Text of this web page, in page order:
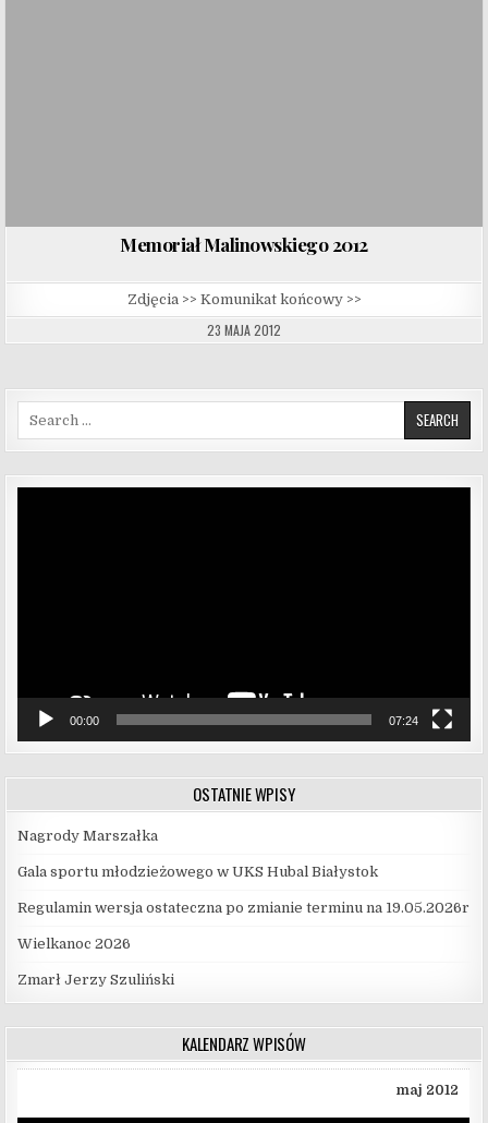
Memoriał Malinowskiego 2012
Zdjęcia >> Komunikat końcowy >>
23 MAJA 2012
00:00 07:24
OSTATNIE WPISY
Nagrody Marszałka
Gala sportu młodzieżowego w UKS Hubal Białystok
Regulamin wersja ostateczna po zmianie terminu na 19.05.2026r
Wielkanoc 2026
Zmarł Jerzy Szuliński
KALENDARZ WPISÓW
maj 2012